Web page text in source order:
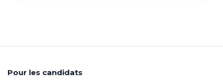
Pour les candidats